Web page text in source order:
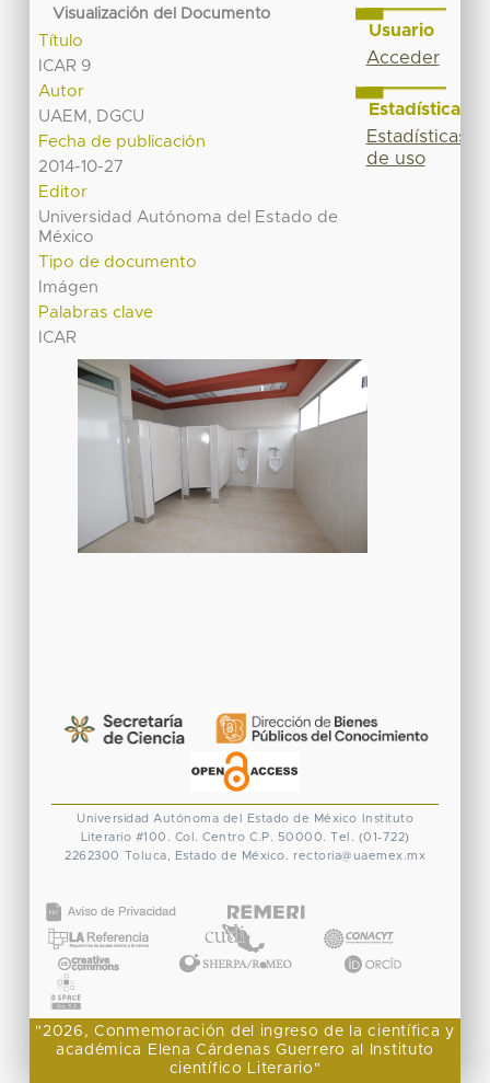
Visualización del Documento
Título
ICAR 9
Autor
UAEM, DGCU
Fecha de publicación
2014-10-27
Editor
Universidad Autónoma del Estado de
México
Tipo de documento
Imágen
Palabras clave
ICAR
Usuario
Acceder
Estadísticas
Estadísticas
de uso
Universidad Autónoma del Estado de México
Instituto
Literario #100. Col. Centro C.P. 50000. Tel. (01-722)
2262300 Toluca, Estado de México. rectoria@uaemex.mx
"2026, Conmemoración del ingreso de la científica y
académica Elena Cárdenas Guerrero al Instituto
científico Literario"